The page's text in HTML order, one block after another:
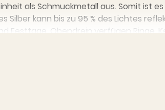
als Schmuckmetall aus. Somit ist
Silber kann bis zu 95 % des Lichtes
Festtage. Obendrein verfügen Ringe,
nicht wirklich glänzen? Dann